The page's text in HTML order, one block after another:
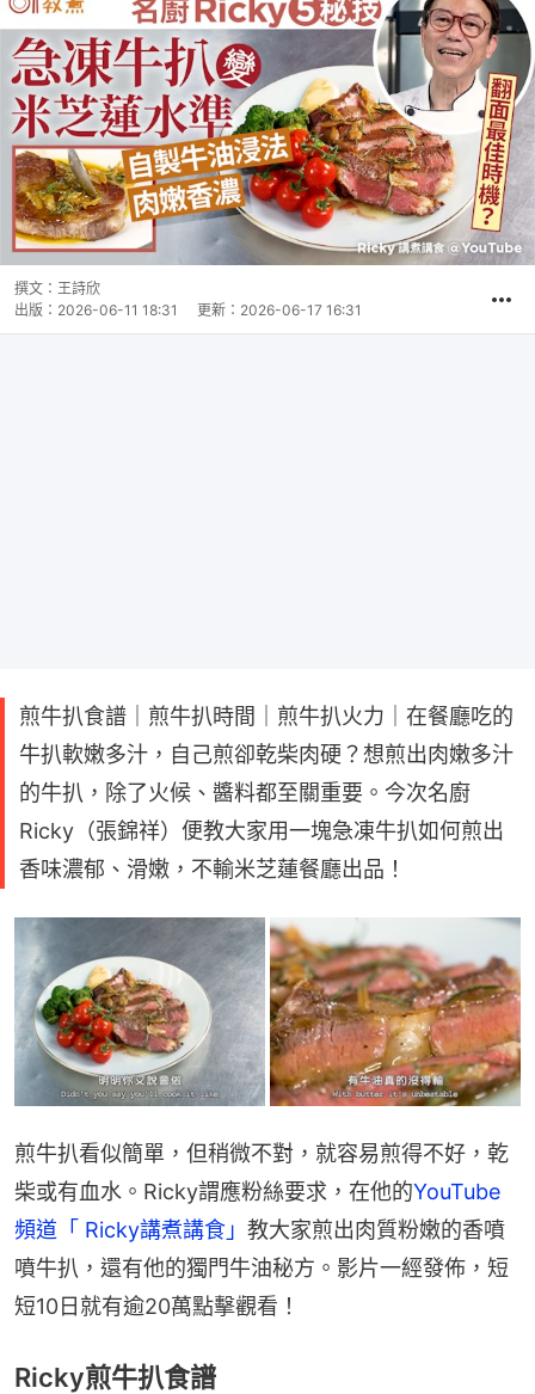
撰文： 王詩欣
出版： 2026-06-11 18:31 更新： 2026-06-17 16:31
煎牛扒食譜｜煎牛扒時間｜煎牛扒火力｜在餐廳吃的
牛扒軟嫩多汁，自己煎卻乾柴肉硬？想煎出肉嫩多汁
的牛扒，除了火候、醬料都至關重要。今次名廚
Ricky（張錦祥）便教大家用一塊急凍牛扒如何煎出
香味濃郁、滑嫩，不輸米芝蓮餐廳出品！
煎牛扒看似簡單，但稍微不對，就容易煎得不好，乾
柴或有血水。Ricky謂應粉絲要求，在他的YouTube
頻道「 Ricky講煮講食」 教大家煎出肉質粉嫩的香噴
噴牛扒，還有他的獨門牛油秘方。影片一經發佈，短
短10日就有逾20萬點擊觀看！
Ricky煎牛扒食譜